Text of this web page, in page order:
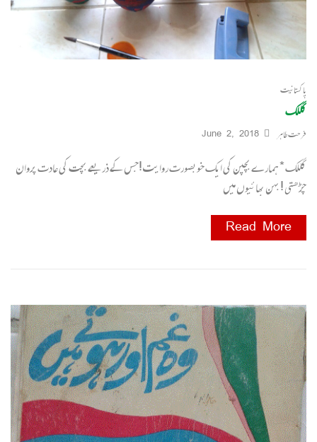
پاکستانیت
گللک
فرحت طاہر June 2, 2018
گللک * ہمارے بچپن کی ایک خوبصورت روایت !جس کے ذریعے بچت کی عادت پروان
چڑھتی ! بہن بھائیوں میں
Read More